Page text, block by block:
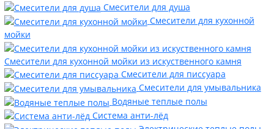
Смесители для душа
Смесители для кухонной
мойки
Смесители для кухонной мойки из искуственного камня
Смесители для писсуара
Смесители для умывальника
Водяные теплые полы
Система анти-лёд